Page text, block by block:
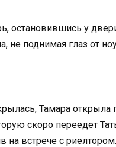
остановившись у
не поднимая глаз от
Тамара
скоро переедет
на встрече с